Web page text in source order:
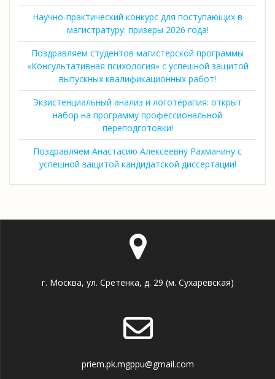
Научно-практический конкурс для поступающих в
магистратуру: призеры 2026 года!
Поздравляем студентов магистерской программы
«Консультативная психология» с успешной защитой
выпускных квалификационных работ!
Экзистенциальный анализ и логотерапия: открыт
набор на программу профессиональной
переподготовки!
Поздравляем Анастасию Алексеевну Рахманину с
успешной защитой кандидатской диссертации!
г. Москва, ул. Сретенка, д. 29 (м. Сухаревская)
priem.pk.mgppu@gmail.com